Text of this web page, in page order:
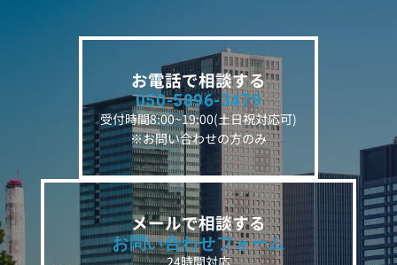
お電話で相談する
050-5896-3479
受付時間8:00~19:00(土日祝対応可)
※お問い合わせの方のみ
メールで相談する
お問い合わせフォーム
24時間対応